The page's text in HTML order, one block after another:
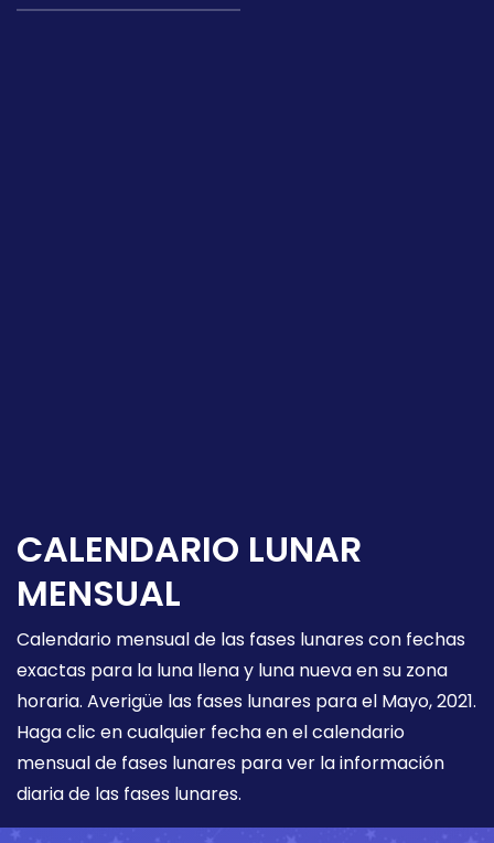
CALENDARIO LUNAR
MENSUAL
Calendario mensual de las fases lunares con fechas
exactas para la luna llena y luna nueva en su zona
horaria. Averigüe las fases lunares para el Mayo, 2021.
Haga clic en cualquier fecha en el calendario
mensual de fases lunares para ver la información
diaria de las fases lunares.